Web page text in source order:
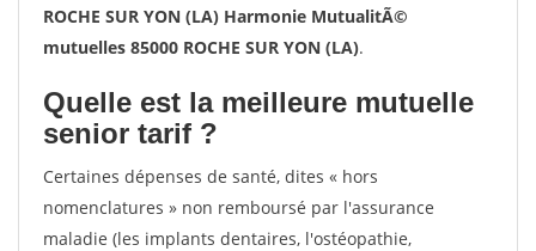
ROCHE SUR YON (LA) Harmonie MutualitÃ©
mutuelles 85000 ROCHE SUR YON (LA).
Quelle est la meilleure mutuelle
senior tarif ?
Certaines dépenses de santé, dites « hors
nomenclatures » non remboursé par l'assurance
maladie (les implants dentaires, l'ostéopathie,